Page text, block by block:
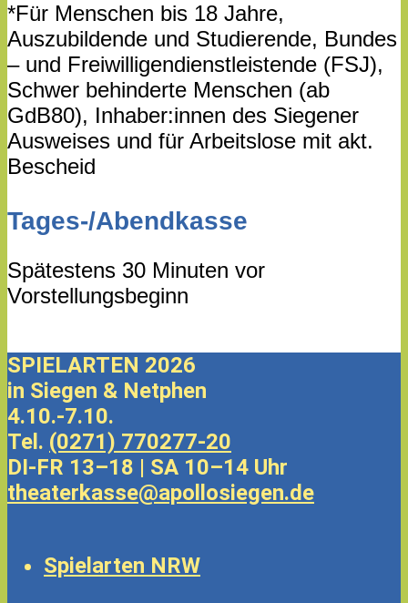
*Für Menschen bis 18 Jahre,
Auszubildende und Studierende, Bundes
– und Freiwilligendienstleistende (FSJ),
Schwer behinderte Menschen (ab
GdB80), Inhaber:innen des Siegener
Ausweises und für Arbeitslose mit akt.
Bescheid
Tages-/Abendkasse
Spätestens 30 Minuten vor
Vorstellungsbeginn
SPIELARTEN 2026
in Siegen & Netphen
4.10.-7.10.
Tel. (0271) 770277-20
DI-FR 13–18 | SA 10–14 Uhr
theaterkasse@apollosiegen.de
Spielarten NRW